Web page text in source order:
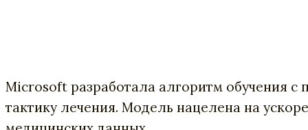
Microsoft разработала алгоритм обучения
тактику лечения. Модель нацелена на